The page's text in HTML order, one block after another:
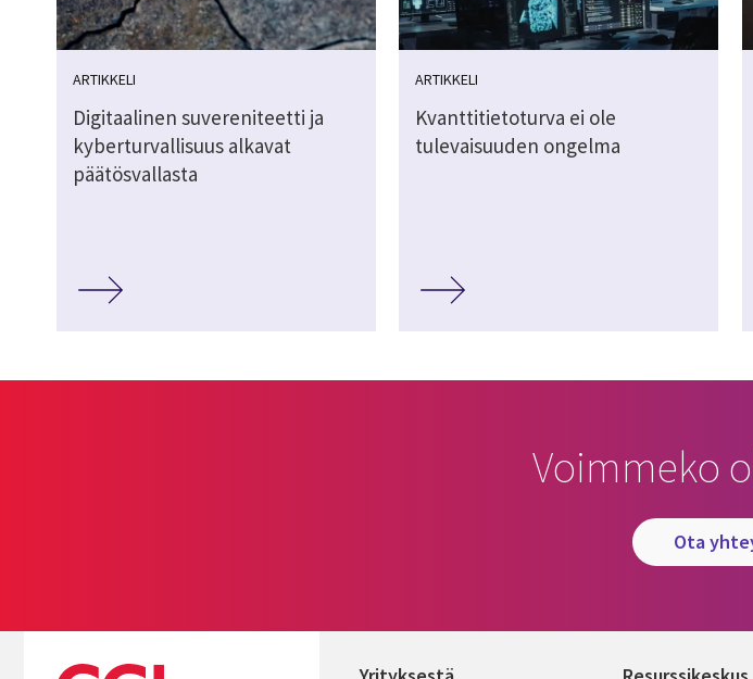
ARTIKKELI
Digitaalinen suvereniteetti ja
kyberturvallisuus alkavat
päätösvallasta
ARTIKKELI
Kvanttitietoturva ei ole
tulevaisuuden ongelma
Voimmeko
ota